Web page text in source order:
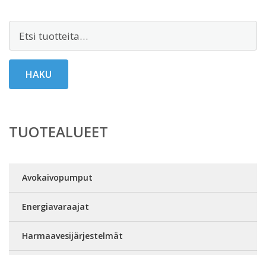
Etsi:
HAKU
TUOTEALUEET
Avokaivopumput
Energiavaraajat
Harmaavesijärjestelmät